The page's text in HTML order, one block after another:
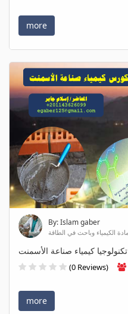
more
By: Islam gaber
تكنولوجيا كيمياء صناعة الأسمنت
(0 Reviews)
more